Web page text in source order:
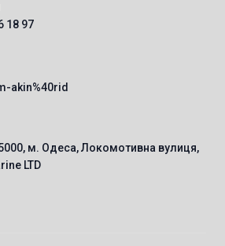
18 97Icons
akin%40rid
м. Одеса, Локомотивна вулиця,
LTD